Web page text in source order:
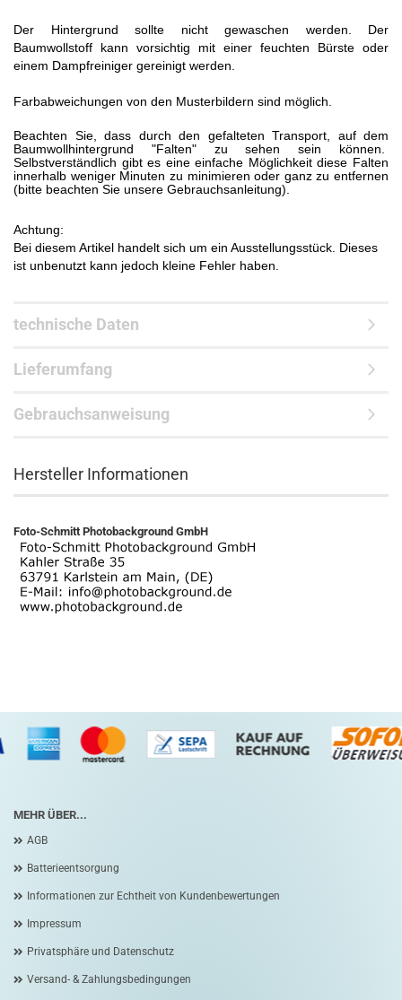
Der Hintergrund sollte nicht gewaschen werden. Der
Baumwollstoff kann vorsichtig mit einer feuchten Bürste oder
einem Dampfreiniger gereinigt werden.
Farbabweichungen von den Musterbildern sind möglich.
Beachten Sie, dass durch den gefalteten Transport, auf dem
Baumwollhintergrund "Falten" zu sehen sein können.
Selbstverständlich gibt es eine einfache Möglichkeit diese Falten
innerhalb weniger Minuten zu minimieren oder ganz zu entfernen
(bitte beachten Sie unsere Gebrauchsanleitung).
Achtung:
Bei diesem Artikel handelt sich um ein Ausstellungsstück. Dieses
ist unbenutzt kann jedoch kleine Fehler haben.
technische Daten
Lieferumfang
Gebrauchsanweisung
Hersteller Informationen
Foto-Schmitt Photobackground GmbH
MEHR ÜBER...
AGB
Batterieentsorgung
Informationen zur Echtheit von Kundenbewertungen
Impressum
Privatsphäre und Datenschutz
Versand- & Zahlungsbedingungen